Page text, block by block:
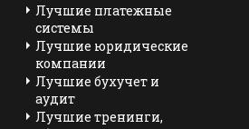
Лучшие платежные
системы
Лучшие юридические
компании
Лучшие бухучет и
аудит
Лучшие тренинги,